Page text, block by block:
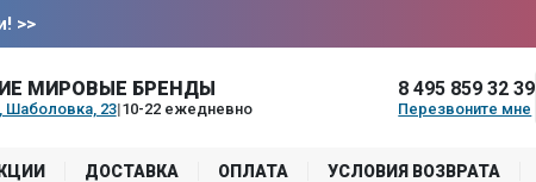
>>
МИРОВЫЕ БРЕНДЫ
Шаболовка, 23|10-22 ежедневно
8 495 859 32 39
Перезвоните мне
ДОСТАВКА ОПЛАТА УСЛОВИЯ ВОЗВРАТА